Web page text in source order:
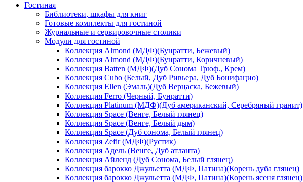
Гостиная
Библиотеки, шкафы для книг
Готовые комплекты для гостиной
Журнальные и сервировочные столики
Модули для гостиной
Коллекция Almond (МДФ)(Бунратти, Бежевый)
Коллекция Almond (МДФ)(Бунратти, Коричневый)
Коллекция Batten (МДФ)(Дуб Сонома Трюф., Крем)
Коллекция Cubo (Белый, Дуб Ривьера, Дуб Бонифацио)
Коллекция Ellen (Эмаль)(Дуб Верцаска, Бежевый)
Коллекция Ferro (Черный, Бунратти)
Коллекция Platinum (МДФ)(Дуб американский, Серебряный гранит)
Коллекция Space (Венге, Белый глянец)
Коллекция Space (Венге, Белый дым)
Коллекция Space (Дуб сонома, Белый глянец)
Коллекция Zefir (МДФ)(Рустик)
Коллекция Адель (Венге, Дуб атланта)
Коллекция Айленд (Дуб Сонома, Белый глянец)
Коллекция барокко Джульетта (МДФ, Патина)(Корень дуба глянец)
Коллекция барокко Джульетта (МДФ, Патина)(Корень ясеня глянец)